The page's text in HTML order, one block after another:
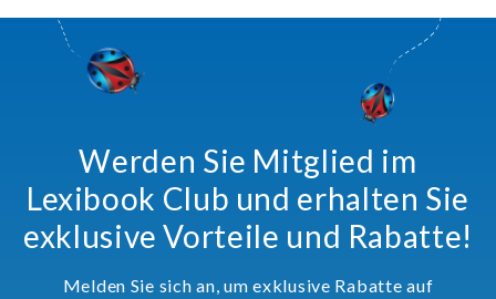
Werden Sie Mitglied im
Lexibook Club und erhalten Sie
exklusive Vorteile und Rabatte!
Melden Sie sich an, um exklusive Rabatte auf